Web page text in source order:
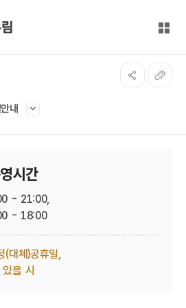
전체
내
시간
- 21:00,
- 18:00
(대체)공휴일,
을 시